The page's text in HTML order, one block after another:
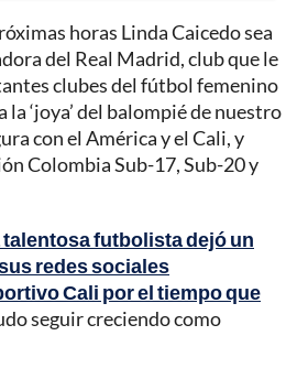
horas Linda Caicedo sea
del Real Madrid, club que le
clubes del fútbol femenino
la ‘joya’ del balompié de nuestro
con el América y el Cali, y
Colombia Sub-17, Sub-20 y
talentosa futbolista dejó un
redes sociales
Cali por el tiempo que
seguir creciendo como